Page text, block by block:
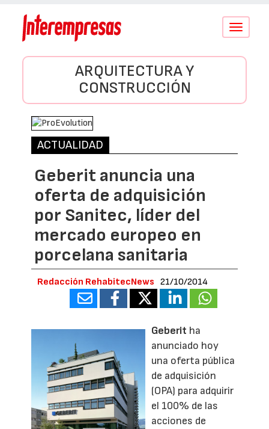
Conmutar
ARQUITECTURA Y
CONSTRUCCIÓN
ACTUALIDAD
Geberit anuncia una
oferta de adquisición
por Sanitec, líder del
mercado europeo en
porcelana sanitaria
Redacción RehabitecNews 21/10/2014
Geberit ha
anunciado hoy
una oferta pública
de adquisición
(OPA) para adquirir
el 100% de las
acciones de